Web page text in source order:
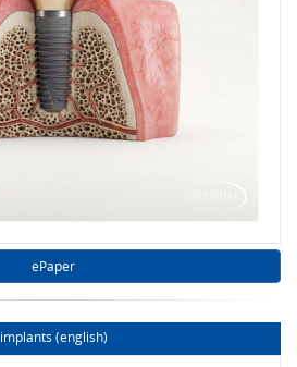
ePaper
implants (english)